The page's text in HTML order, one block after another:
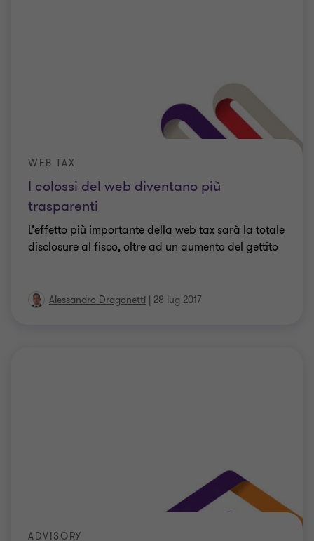
I colossi del web diventano più
trasparenti
WEB TAX
L’effetto più importante della web tax sarà la totale
disclosure al fisco, oltre ad un aumento del gettito
Alessandro Dragonetti | 28 lug 2017
ADVISORY